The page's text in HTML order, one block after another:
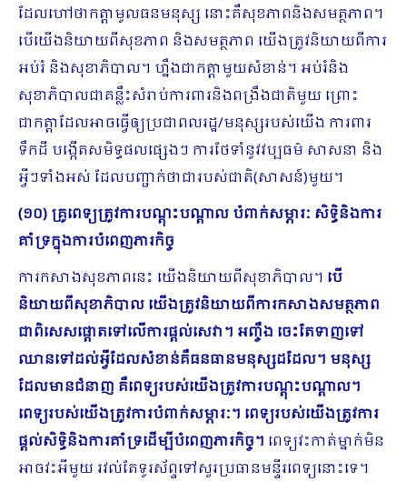
ដែលហៅថាកត្ដាមូលធនមនុស្ស នោះគឺសុខភាពនិងសមត្ថភាព។
បើយើងនិយាយពីសុខភាព និងសមត្ថភាព យើងត្រូវនិយាយពីការ
អប់រំ និងសុខាភិបាល។ ហ្នឹងជាកត្ដាមួយសំខាន់។ អប់រំនិង
សុខាភិបាលជាគន្លឹះសំរាប់ការពារនិងពង្រឹងជាតិមួយ ព្រោះ
ជាកត្ដាដែលអាចធ្វើឲ្យប្រជាពលរដ្ឋ/មនុស្សរបស់យើង ការពារ
ទឹកដី បង្កើតសមិទ្ធផលផ្សេងៗ ការថែទាំនូវវប្បធម៌ សាសនា និង
អ្វីៗទាំងអស់ ដែលបញ្ជាក់ថាជារបស់ជាតិ(សាសន៍)មួយ។
(១០) គ្រូពេទ្យត្រូវការបណ្ដុះបណ្ដាល បំពាក់សម្ភារៈ សិទ្ធិនិងការ
គាំទ្រក្នុងការបំពេញភារកិច្ច
ការកសាងសុខភាពនេះ យើងនិយាយពីសុខាភិបាល។ បើ
និយាយពីសុខាភិបាល យើងត្រូវនិយាយពីការកសាងសមត្ថភាព
ជាពិសេសផ្ដោតទៅលើការផ្ដល់សេវា។ អញ្ចឹង ចេះតែទាញទៅ
ឈានទៅដល់អី្វដែលសំខាន់គឺធន​ធានមនុស្សដដែល។ មនុស្ស
ដែលមានជំនាញ គឺពេទ្យរបស់យើងត្រូវការបណ្ដុះបណ្ដាល។
ពេទ្យរបស់យើងត្រូវការបំពាក់សម្ភារៈ។ ពេទ្យរបស់យើងត្រូវការ
ផ្ដល់សិទ្ធិនិងការគាំទ្រដើម្បីបំពេញភារកិច្ច។ ពេទ្យវះកាត់ម្នាក់មិន
អាចវះអីមួយ រវល់តែទូរស័ព្ទទៅសួរប្រធានមន្ទីរពេទ្យនោះទេ។